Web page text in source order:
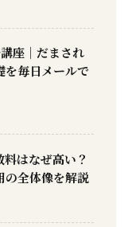
座｜だまされ
を毎日メールで
はなぜ高い？
の全体像を解説